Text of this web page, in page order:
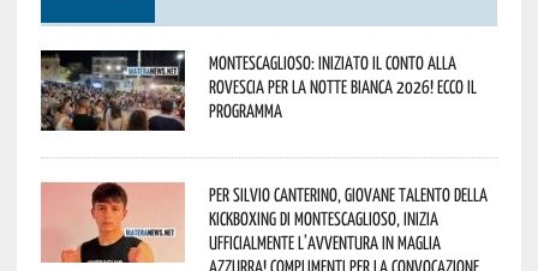
Montescaglioso: iniziato il conto alla
rovescia per la Notte Bianca 2026! Ecco il
programma
Per Silvio Canterino, giovane talento della
kickboxing di Montescaglioso, inizia
ufficialmente l’avventura in maglia
azzurra! Complimenti per la convocazione